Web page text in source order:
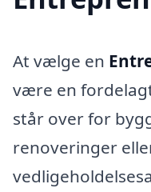
At vælge en
være en
står over for
renoveringer